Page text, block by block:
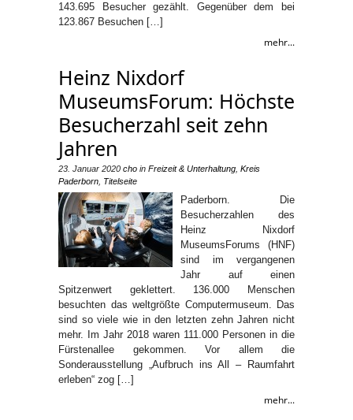
143.695 Besucher gezählt. Gegenüber dem bei
123.867 Besuchen […]
mehr...
Heinz Nixdorf
MuseumsForum: Höchste
Besucherzahl seit zehn
Jahren
23. Januar 2020 cho in Freizeit & Unterhaltung Kreis
Paderborn Titelseite
Paderborn. Die
Besucherzahlen des
Heinz Nixdorf
MuseumsForums (HNF)
sind im vergangenen
Jahr auf einen
Spitzenwert geklettert. 136.000 Menschen
besuchten das weltgrößte Computermuseum. Das
sind so viele wie in den letzten zehn Jahren nicht
mehr. Im Jahr 2018 waren 111.000 Personen in die
Fürstenallee gekommen. Vor allem die
Sonderausstellung „Aufbruch ins All – Raumfahrt
erleben“ zog […]
mehr...